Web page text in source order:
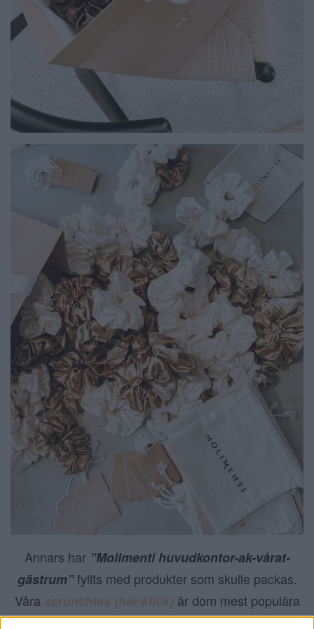
Annars har ”Molimenti huvudkontor-ak-vårat-
gästrum”fyllts med produkter som skulle packas.
Våra
är dom mest populära
produkterna och varje dag får jag dm och mail där